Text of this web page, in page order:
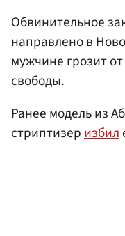
Обвинительное
направлено в
мужчине грозит
свободы.
Ранее модель из
стриптизеризбил